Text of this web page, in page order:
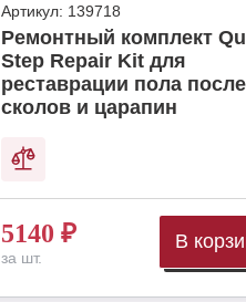
Артикул: 139718
Ремонтный комплект
Step Repair Kit для
реставрации пола после
сколов и царапин
5140 ₽
за шт.
В